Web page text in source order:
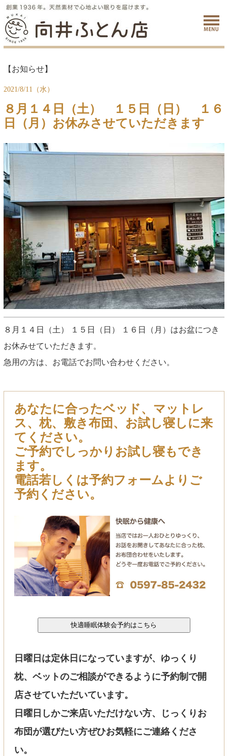
【お知らせ】
2021/8/11（水）
８月１４日（土） １５日（日） １６
日（月）お休みさせていただきます
８月１４日（土） １５日（日） １６日（月）はお盆につき
お休みせていただきます。
急用の方は、お電話でお問い合わせください。
あなたに合ったベッド、マットレ
ス、枕、敷き布団、お試し寝しに来
てください。
ご予約でしっかりお試し寝もでき
ます。
電話若しくは予約フォームよりご
予約ください。
日曜日は定休日になっていますが、ゆっくり
枕、ベットのご相談ができるように予約制で開
店させていただいています。
日曜日しかご来店いただけない方、じっくりお
布団が選びたい方ぜひお気軽にご連絡くださ
い。